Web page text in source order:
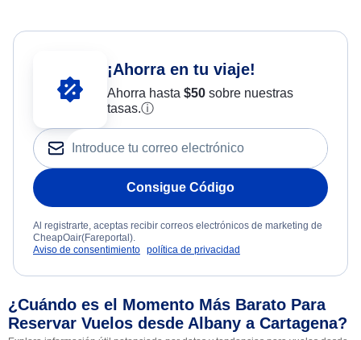
¡Ahorra en tu viaje!
Ahorra hasta $50sobre nuestras
tasas.ⓘ
Consigue Código
Al registrarte, aceptas recibir correos electrónicos de marketing de
CheapOair(Fareportal).
Aviso de consentimiento política de privacidad
¿Cuándo es el Momento Más Barato Para
Reservar Vuelos desde Albany a Cartagena?